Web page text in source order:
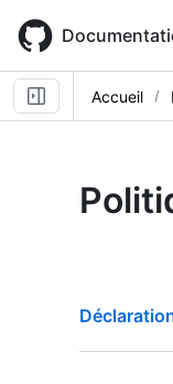
main
content
Accueil